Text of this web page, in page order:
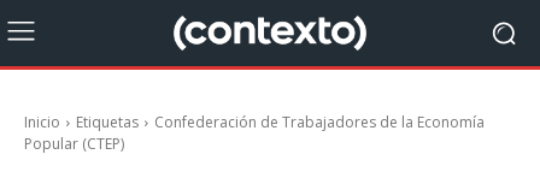
Inicio Etiquetas
Confederación de Trabajadores de la Economía
Popular (CTEP)